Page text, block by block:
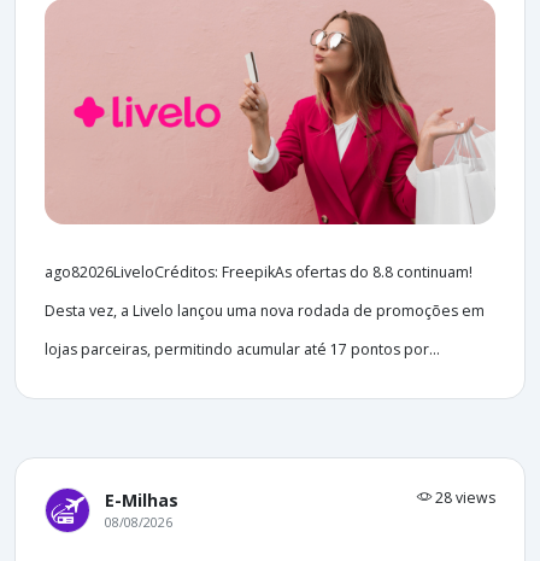
ago82026LiveloCréditos: FreepikAs ofertas do 8.8 continuam!
Desta vez, a Livelo lançou uma nova rodada de promoções em
lojas parceiras, permitindo acumular até 17 pontos por...
E-Milhas 28 views
08/08/2026